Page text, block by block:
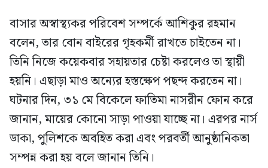
বাসার অস্বাস্থ্যকর পরিবেশ সম্পর্কে আশিকুর রহমান
বলেন, তার বোন বাইরের গৃহকর্মী রাখতে চাইতেন না।
তিনি নিজে কয়েকবার সহায়তার চেষ্টা করলেও তা স্থায়ী
হয়নি। এছাড়া মাও অন্যের হস্তক্ষেপ পছন্দ করতেন না।
ঘটনার দিন, ৩১ মে বিকেলে ফাতিমা নাসরীন ফোন করে
জানান, মায়ের কোনো সাড়া পাওয়া যাচ্ছে না। এরপর নার্স
ডাকা, পুলিশকে অবহিত করা এবং পরবর্তী আনুষ্ঠানিকতা
সম্পন্ন করা হয় বলে জানান তিনি।